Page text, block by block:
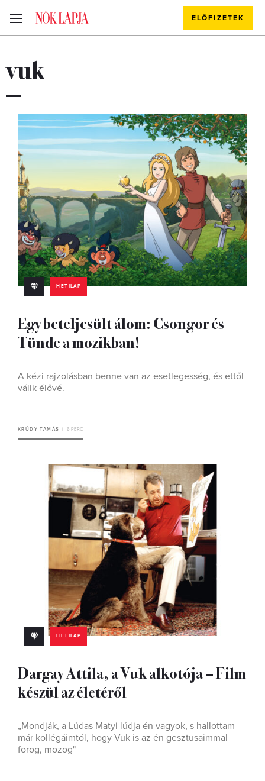
ELŐFIZETEK
vuk
HETILAP
Egy beteljesült álom: Csongor és
Tünde a mozikban!
A kézi rajzolásban benne van az esetlegesség, és ettől
válik élővé.
KRÚDY TAMÁS 6 PERC
HETILAP
Dargay Attila, a Vuk alkotója – Film
készül az életéről
„Mondják, a Lúdas Matyi lúdja én vagyok, s hallottam
már kollégáimtól, hogy Vuk is az én gesztusaimmal
forog, mozog"